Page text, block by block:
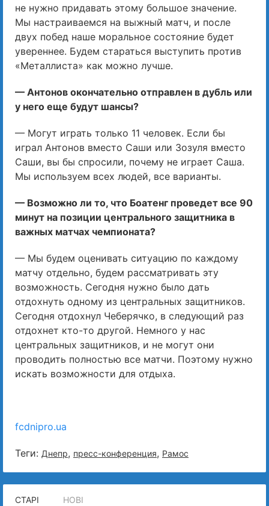
не нужно придавать этому большое значение.
Мы настраиваемся на выжный матч, и после
двух побед наше моральное состояние будет
увереннее. Будем стараться выступить против
«Металлиста» как можно лучше.
— Антонов окончательно отправлен в дубль или
у него еще будут шансы?
— Могут играть только 11 человек. Если бы
играл Антонов вместо Саши или Зозуля вместо
Саши, вы бы спросили, почему не играет Саша.
Мы используем всех людей, все варианты.
— Возможно ли то, что Боатенг проведет все 90
минут на позиции центрального защитника в
важных матчах чемпионата?
— Мы будем оценивать ситуацию по каждому
матчу отдельно, будем рассматривать эту
возможность. Сегодня нужно было дать
отдохнуть одному из центральных защитников.
Сегодня отдохнул Чеберячко, в следующий раз
отдохнет кто-то другой. Немного у нас
центральных защитников, и не могут они
проводить полностью все матчи. Поэтому нужно
искать возможности для отдыха.
fcdnipro.ua
Теги: Днепр, пресс-конференция, Рамос
СТАРІ НОВІ